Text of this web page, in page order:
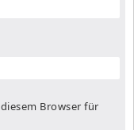
Browser für